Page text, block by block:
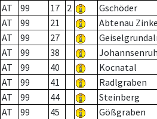
AT
99 17 2 Gschöder
AT
99 21 Abtenau
AT
99 27
AT
99 38
AT
99 40 Kocnatal
AT
99 41 Radlgraben
AT
99 44 Steinberg
AT
99 45 Gößgraben